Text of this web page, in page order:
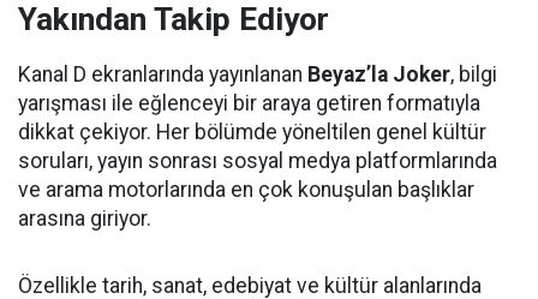
Yakından Takip Ediyor
Kanal D ekranlarında yayınlanan Beyaz’la Joker, bilgi
yarışması ile eğlenceyi bir araya getiren formatıyla
dikkat çekiyor. Her bölümde yöneltilen genel kültür
soruları, yayın sonrası sosyal medya platformlarında
ve arama motorlarında en çok konuşulan başlıklar
arasına giriyor.
Özellikle tarih, sanat, edebiyat ve kültür alanlarında